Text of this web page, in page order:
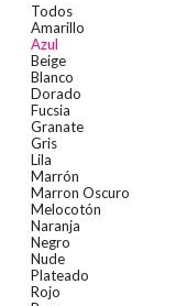
Todos
Amarillo
Azul
Beige
Blanco
Dorado
Fucsia
Granate
Gris
Lila
Marrón
Marron Oscuro
Melocotón
Naranja
Negro
Nude
Plateado
Rojo